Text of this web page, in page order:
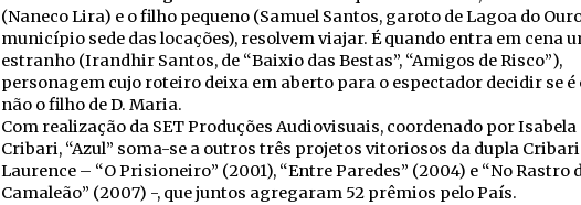
(Naneco Lira) e o filho pequeno (Samuel Santos, garoto de Lagoa do
município sede das locações), resolvem viajar. É quando entra em cena
estranho (Irandhir Santos, de “Baixio das Bestas”, “Amigos de Risco”),
personagem cujo roteiro deixa em aberto para o espectador decidir se é
não o filho de D. Maria.
Com realização da SET Produções Audiovisuais, coordenado por Isabela
Cribari, “Azul” soma-se a outros três projetos vitoriosos da dupla
Laurence – “O Prisioneiro” (2001), “Entre Paredes” (2004) e “No Rastro
Camaleão” (2007) -, que juntos agregaram 52 prêmios pelo País.